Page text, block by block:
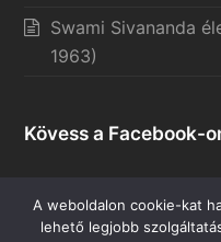
Swami Sivananda
1963)
Kövess a Facebook-
A weboldalon cookie-kat
lehető legjobb